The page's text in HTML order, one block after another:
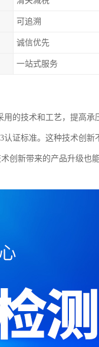
可追溯
诚信优先
一站式服务
的技术和工艺，提高承
证标准。这种技术创新
创新带来的产品升级也